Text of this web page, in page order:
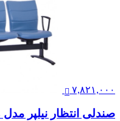
۷,۸۲۱,۰۰۰
صندلی انتظار نیلپر مدل OCW 603L3